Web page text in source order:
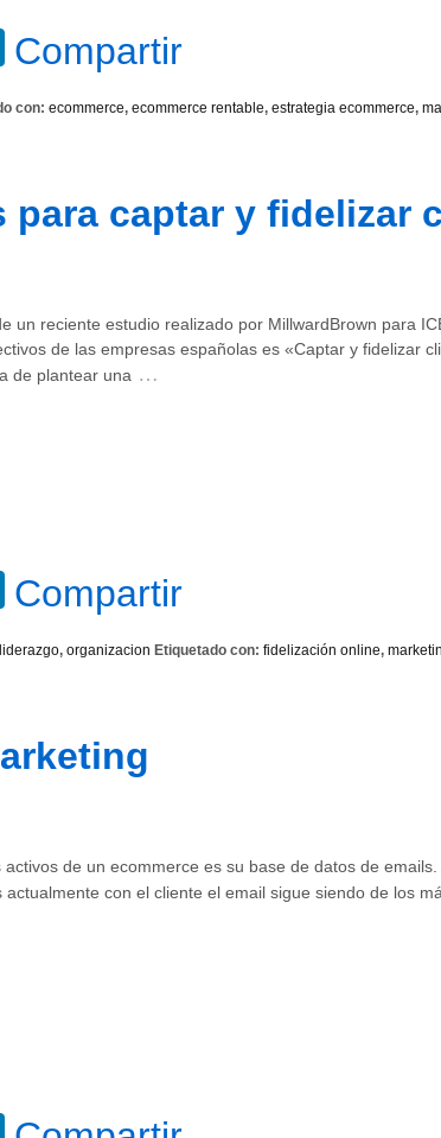
LinkedIn
Compartir
con: ecommerce, ecommerce rentable, estrategia ecommerce,
para captar y fidelizar
un reciente estudio realizado por MillwardBrown para
de las empresas españolas es «Captar y fidelizar
de plantear una …
LinkedIn
Compartir
, organizacion Etiquetado con: fidelización online,
de un ecommerce es su base de datos de
con el cliente el email sigue siendo de los